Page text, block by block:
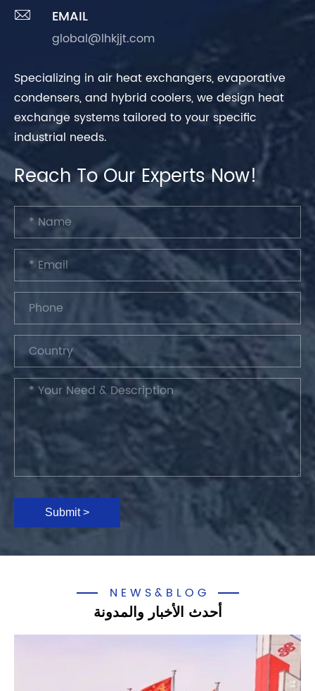
 EMAIL
global@lhkjjt.com
Specializing in air heat exchangers, evaporative
condensers, and hybrid coolers, we design heat
exchange systems tailored to your specific
industrial needs.
Reach To Our Experts Now!
Submit >
NEWS&BLOG
أحدث الأخبار والمدونة